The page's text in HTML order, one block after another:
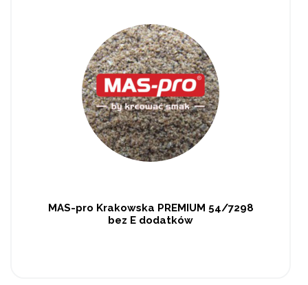
MAS-pro Krakowska PREMIUM 54/7298
bez E dodatków